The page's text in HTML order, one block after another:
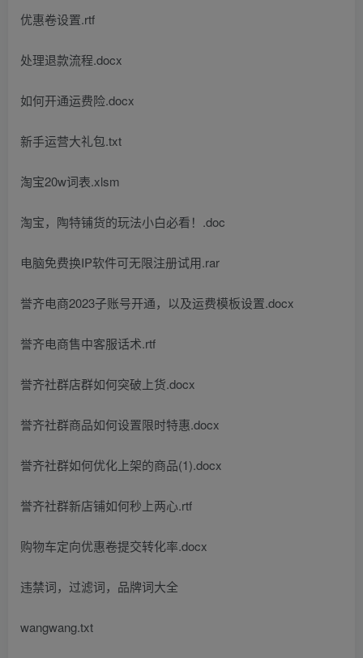
优惠卷设置.rtf
处理退款流程.docx
如何开通运费险.docx
新手运营大礼包.txt
淘宝20w词表.xlsm
淘宝，陶特铺货的玩法小白必看！.doc
电脑免费换IP软件可无限注册试用.rar
誉齐电商2023子账号开通，以及运费模板设置.docx
誉齐电商售中客服话术.rtf
誉齐社群店群如何突破上货.docx
誉齐社群商品如何设置限时特惠.docx
誉齐社群如何优化上架的商品(1).docx
誉齐社群新店铺如何秒上两心.rtf
购物车定向优惠卷提交转化率.docx
违禁词，过滤词，品牌词大全
wangwang.txt